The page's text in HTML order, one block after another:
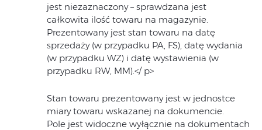
jest niezaznaczony – sprawdzana jest
całkowita ilość towaru na magazynie.
Prezentowany jest stan towaru na datę
sprzedaży (w przypadku PA, FS), datę wydania
(w przypadku WZ) i datę wystawienia (w
przypadku RW, MM).</ p>
Stan towaru prezentowany jest w jednostce
miary towaru wskazanej na dokumencie.
Pole jest widoczne wyłącznie na dokumentach